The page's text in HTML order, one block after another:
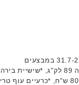
רשת חביב סוגרת את הסוף שבוע 31.7-2.8.2024 במבצעים
מיוחדים. לדוגמא: פילה סלמון קפוא תנובה 89 לק"ג, *שישיית בירה
הייניקן 29.90 ש"ח, עוף טחון טרי – 2 ק"ג 80 ש"ח, *כרעיים עוף טרי